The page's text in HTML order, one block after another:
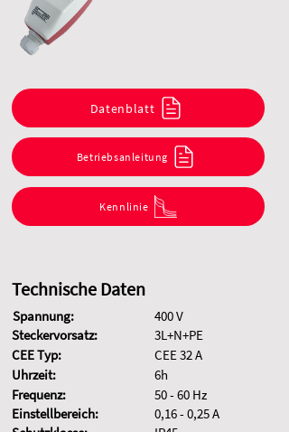
Datenblatt
Betriebsanleitung
Kennlinie
Technische Daten
Spannung:
Steckervorsatz:
CEE Typ:
Uhrzeit:
Frequenz:
Einstellbereich:
400 V
3L+N+PE
CEE 32 A
6h
50 - 60 Hz
0,16 - 0,25 A